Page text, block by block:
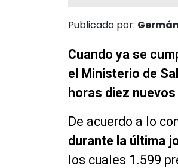
Publicado por:
Cuando ya se
el Ministerio de
horas diez
De acuerdo a lo
durante la última
los cuales 1.599